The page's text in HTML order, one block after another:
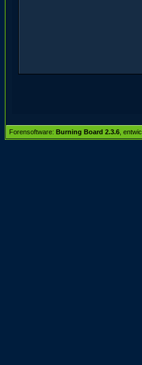
Forensoftware: Burning Board 2.3.6 ,